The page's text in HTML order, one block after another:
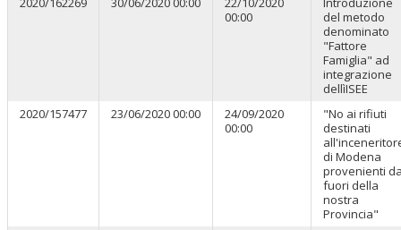
00:00
del metodo
denominato
"Fattore
Famiglia" ad
integrazione
dellìISEE
2020/157477
23/06/2020 00:00
24/09/2020
00:00
"No ai rifiuti
destinati
di Modena
provenienti
fuori della
nostra
Provincia"